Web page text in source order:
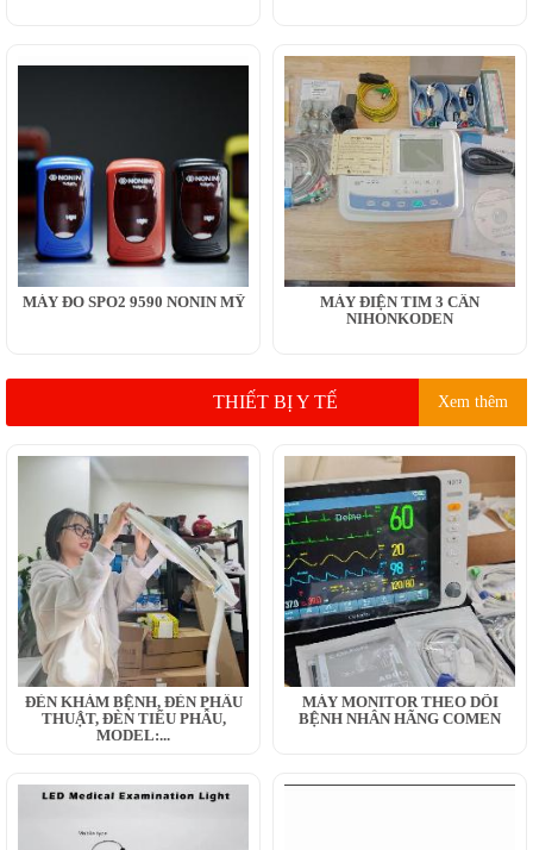
MÁY ĐO SPO2 9590 NONIN MỸ
MÁY ĐIỆN TIM 3 CẦN
NIHONKODEN
THIẾT BỊ Y TẾ Xem thêm
ĐÈN KHÁM BỆNH, ĐÈN PHẪU
THUẬT, ĐÈN TIỂU PHẪU,
MODEL:...
MÁY MONITOR THEO DÕI
BỆNH NHÂN HÃNG COMEN